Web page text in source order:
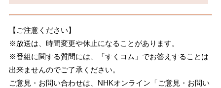
【ご注意ください】
※放送は、時間変更や休止になることがあります。
※番組に関する質問には、「すくコム」でお答えすることは
出来ませんのでご了承ください。
ご意見・お問い合わせは、NHKオンライン「ご意見・お問い